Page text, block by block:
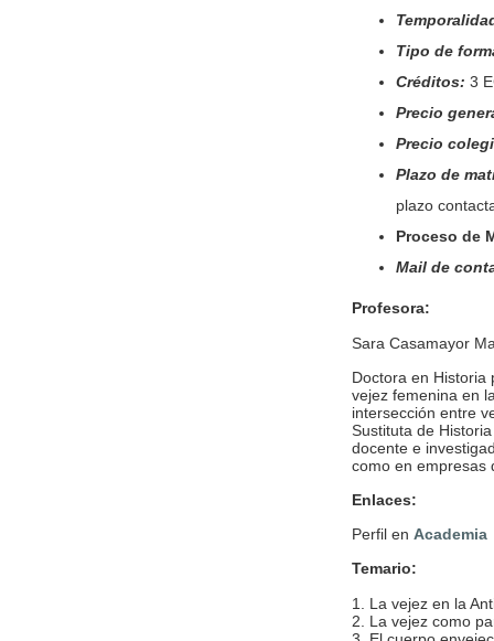
Tipo de
Créditos: 3
Precio
Precio
Plazo de
plazo
Proceso de
Mail de
Profesora:
Sara Casamayor
Doctora en Historia
vejez femenina en
intersección entre
Sustituta de
docente e
como en
Enlaces:
Perfil en Academia
Temario:
1. La vejez en la
2. La vejez como